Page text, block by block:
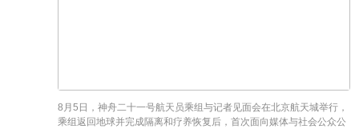
8月5日，神舟二十一号航天员乘组与记者见面会在北京航天城举行，
乘组返回地球并完成隔离和疗养恢复后，首次面向媒体与社会公众公